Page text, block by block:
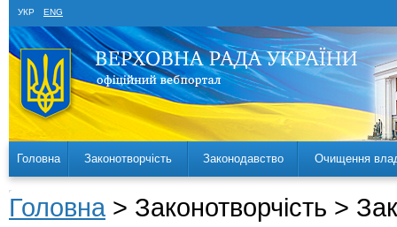
УКР ENG
Головна Законотворчість Законодавство Очищення
Головна > Законотворчість >